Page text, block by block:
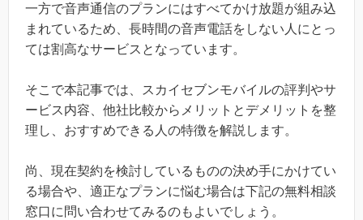
一方で音声通信のプランにはすべてかけ放題が組み込
まれているため、長時間の音声電話をしない人にとっ
ては割高なサービスとなっています。
そこで本記事では、スカイセブンモバイルの評判やサ
ービス内容、他社比較からメリットとデメリットを整
理し、おすすめできる人の特徴を解説します。
尚、現在契約を検討しているものの決め手にかけてい
る場合や、適正なプランに悩む場合は下記の無料相談
窓口に問い合わせてみるのもよいでしょう。